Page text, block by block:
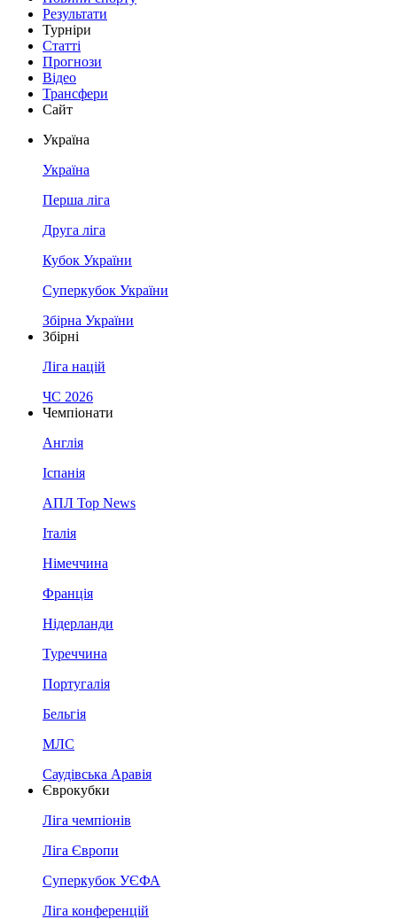
Результати
Турніри
Статті
Прогнози
Відео
Трансфери
Сайт
Україна
Україна
Перша ліга
Друга ліга
Кубок України
Суперкубок України
Збірна України
Збірні
Ліга націй
ЧС 2026
Чемпіонати
Англія
Іспанія
АПЛ Top News
Італія
Німеччина
Франція
Нідерланди
Туреччина
Португалія
Бельгія
МЛС
Саудівська Аравія
Єврокубки
Ліга чемпіонів
Ліга Європи
Суперкубок УЄФА
Ліга конференцій